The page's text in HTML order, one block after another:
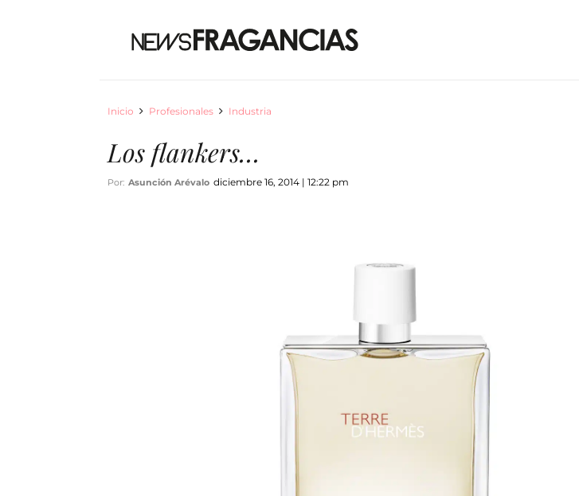
Inicio Profesionales Industria
Los flankers…
Por: Asunción Arévalo diciembre 16, 2014 | 12:22 pm